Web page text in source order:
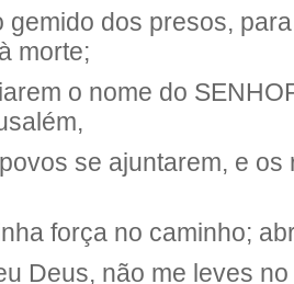
gemido dos presos,
morte;
o nome do
se ajuntarem, e
força no caminho;
Deus, não me leves